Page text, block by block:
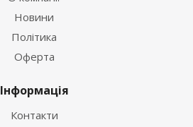
Новини
Політика
Оферта
Інформація
Контакти